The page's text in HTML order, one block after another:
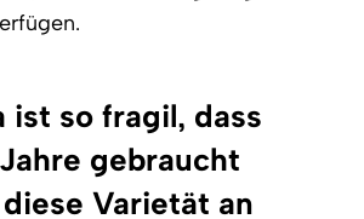
ist so fragil, dass
gebraucht
Varietät an